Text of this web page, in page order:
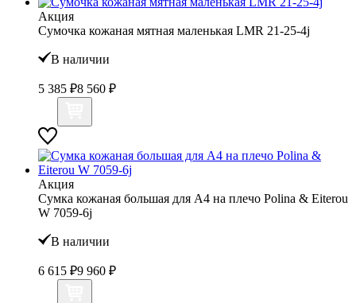
Акция
Сумочка кожаная мятная маленькая LMR 21-25-4j
В наличии
5 385 ₽8 560 ₽
Акция
Сумка кожаная большая для А4 на плечо Polina & Eiterou
W 7059-6j
В наличии
6 615 ₽9 960 ₽